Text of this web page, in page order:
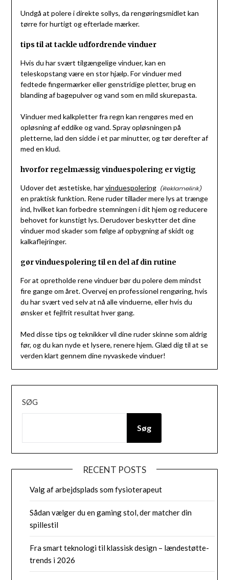
Undgå at polere i direkte sollys, da rengøringsmidlet kan
tørre for hurtigt og efterlade mærker.
tips til at tackle udfordrende vinduer
Hvis du har svært tilgængelige vinduer, kan en
teleskopstang være en stor hjælp. For vinduer med
fedtede fingermærker eller genstridige pletter, brug en
blanding af bagepulver og vand som en mild skurepasta.
Vinduer med kalkpletter fra regn kan rengøres med en
opløsning af eddike og vand. Spray opløsningen på
pletterne, lad den sidde i et par minutter, og tør derefter af
med en klud.
hvorfor regelmæssig vinduespolering er vigtig
Udover det æstetiske, harvinduespolering
en praktisk funktion. Rene ruder tillader mere lys at trænge
ind, hvilket kan forbedre stemningen i dit hjem og reducere
behovet for kunstigt lys. Derudover beskytter det dine
vinduer mod skader som følge af opbygning af skidt og
kalkaflejringer.
gør vinduespolering til en del af din rutine
For at opretholde rene vinduer bør du polere dem mindst
fire gange om året. Overvej en professionel rengøring, hvis
du har svært ved selv at nå alle vinduerne, eller hvis du
ønsker et fejlfrit resultat hver gang.
Med disse tips og teknikker vil dine ruder skinne som aldrig
før, og du kan nyde et lysere, renere hjem. Glæd dig til at se
verden klart gennem dine nyvaskede vinduer!
SØG
Søg
RECENT POSTS
Valg af arbejdsplads som fysioterapeut
Sådan vælger du en gaming stol, der matcher din
spillestil
Fra smart teknologi til klassisk design – lændestøtte-
trends i 2026